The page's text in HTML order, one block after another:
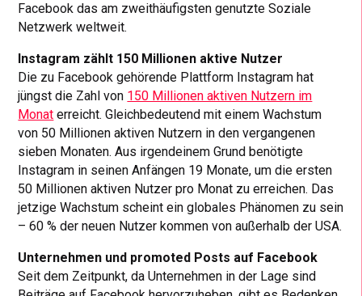
Facebook das am zweithäufigsten genutzte Soziale
Netzwerk weltweit.
Instagram zählt 150 Millionen aktive Nutzer
Die zu Facebook gehörende Plattform Instagram hat
jüngst die Zahl von 150 Millionen aktiven Nutzern im
Monat erreicht. Gleichbedeutend mit einem Wachstum
von 50 Millionen aktiven Nutzern in den vergangenen
sieben Monaten. Aus irgendeinem Grund benötigte
Instagram in seinen Anfängen 19 Monate, um die ersten
50 Millionen aktiven Nutzer pro Monat zu erreichen. Das
jetzige Wachstum scheint ein globales Phänomen zu sein
– 60 % der neuen Nutzer kommen von außerhalb der USA.
Unternehmen und promoted Posts auf Facebook
Seit dem Zeitpunkt, da Unternehmen in der Lage sind